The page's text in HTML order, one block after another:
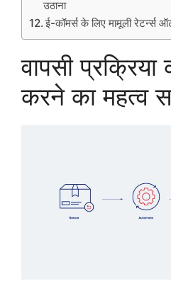
उठाना
ई-कॉमर्स के लिए मामूली रेटर्न्स
वापसी
करने का महत्व